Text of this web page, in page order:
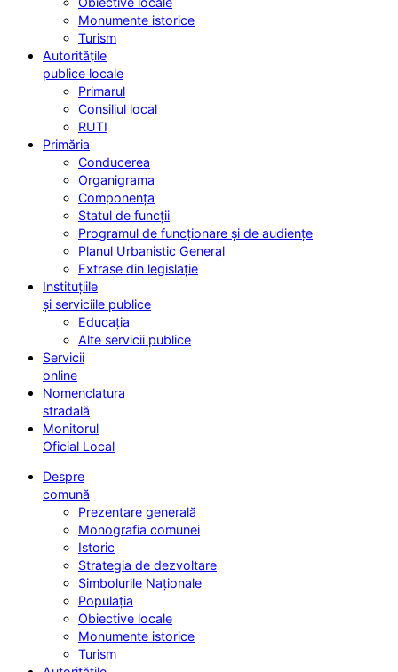
Monumente istorice
Turism
Autoritățile
publice locale
Primarul
Consiliul local
RUTI
Primăria
Conducerea
Organigrama
Componența
Statul de funcții
Programul de funcționare și de audiențe
Planul Urbanistic General
Extrase din legislație
Instituțiile
și serviciile publice
Educația
Alte servicii publice
Servicii
online
Nomenclatura
stradală
Monitorul
Oficial Local
Despre
comună
Prezentare generală
Monografia comunei
Istoric
Strategia de dezvoltare
Simbolurile Naționale
Populația
Obiective locale
Monumente istorice
Turism